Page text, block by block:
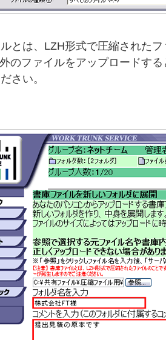
とは、LZH形式で圧縮された
のファイルをアップロードす
さい。